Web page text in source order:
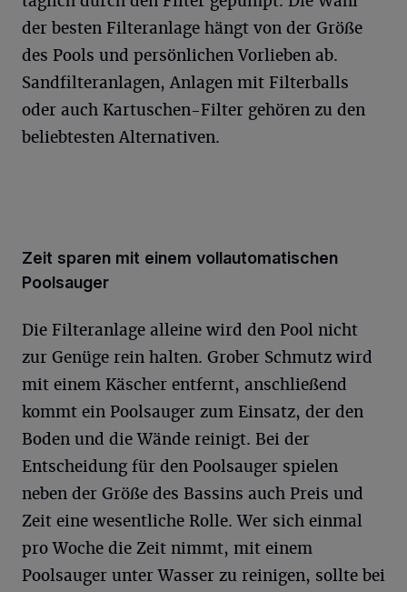
der besten Filteranlage hängt von der Größe
des Pools und persönlichen Vorlieben ab.
Sandfilteranlagen, Anlagen mit Filterballs
oder auch Kartuschen-Filter gehören zu den
beliebtesten Alternativen.
Zeit sparen mit einem vollautomatischen
Poolsauger
Die Filteranlage alleine wird den Pool nicht
zur Genüge rein halten. Grober Schmutz wird
mit einem Käscher entfernt, anschließend
kommt ein Poolsauger zum Einsatz, der den
Boden und die Wände reinigt. Bei der
Entscheidung für den Poolsauger spielen
neben der Größe des Bassins auch Preis und
Zeit eine wesentliche Rolle. Wer sich einmal
pro Woche die Zeit nimmt, mit einem
Poolsauger unter Wasser zu reinigen, sollte bei